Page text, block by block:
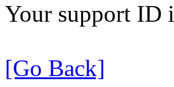
Your support ID
[Go Back]